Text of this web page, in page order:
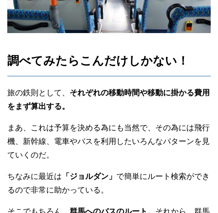
調べてみたらこんだけしかない！
旅の鉄則として、 それぞれの移動時間や移動に掛かる費用
をまず算出する。
まあ、これは予算を決める為にも当然で、その為には飛行
機、新幹線、電車やバスを利用したいろんなパターンを見
ていくのだ。
ちなみに最近は 「ジョルダン」 で簡単にルート検索ができ
るので非常に助かっている。
そこでもちろん、 群馬へのバスのルート。 それから、群馬